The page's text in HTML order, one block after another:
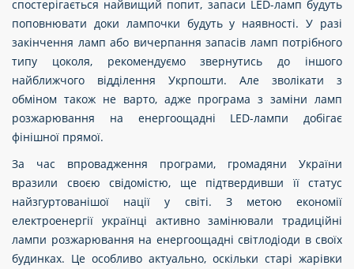
спостерігається найвищий попит, запаси LED-ламп будуть
поповнювати доки лампочки будуть у наявності. У разі
закінчення ламп або вичерпання запасів ламп потрібного
типу цоколя, рекомендуємо звернутись до іншого
найближчого відділення Укрпошти. Але зволікати з
обміном також не варто, адже програма з заміни ламп
розжарювання на енергоощадні LED-лампи добігає
фінішної прямої.
За час впровадження програми, громадяни України
вразили своєю свідомістю, ще підтвердивши її статус
найзгуртованішої нації у світі. З метою економії
електроенергії українці активно замінювали традиційні
лампи розжарювання на енергоощадні світлодіоди в своїх
будинках. Це особливо актуально, оскільки старі жарівки